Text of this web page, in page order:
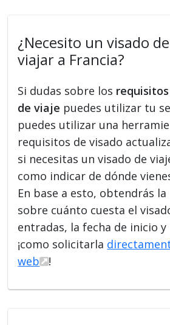
¿Necesito un visado
viajar a Francia?
Si dudas sobre los
de viaje puedes utilizar tu
puedes utilizar una
requisitos de visado
si necesitas un visado de
como indicar de dónde
En base a esto, obtendrás
sobre cuánto cuesta el
entradas, la fecha de inicio y
¡como solicitarla
web
!